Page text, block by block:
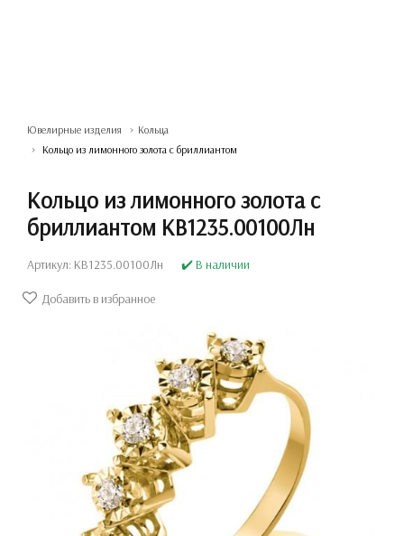
Ювелирные изделия
Кольца
Кольцо из лимонного золота с бриллиантом
Кольцо из лимонного золота с
бриллиантом КВ1235.00100Лн
Артикул: КВ1235.00100Лн ✔️ В наличии
Добавить в избранное